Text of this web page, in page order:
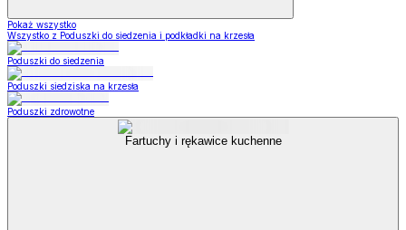
Pokaż wszystko
Wszystko z Poduszki do siedzenia i podkładki na krzesła
Poduszki do siedzenia
Poduszki siedziska na krzesła
Poduszki zdrowotne
Fartuchy i rękawice kuchenne